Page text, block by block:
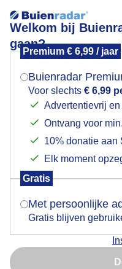
Welkom bij
gaan?
Premium € 6,99 / jaar
Buienradar
Voor slechts € 6,99
Advertentievrij
Ontvang voor
10% donatie aan
Elk moment
Gratis
Met persoonlijke
Gratis blijven
Zonsopkomst vanaf
Zonsopkomst tijdens
een 'zee' van mist!
Mogen we je
Indien je hier nog
verschijnt er zo een
Is goed,
Nu niet,